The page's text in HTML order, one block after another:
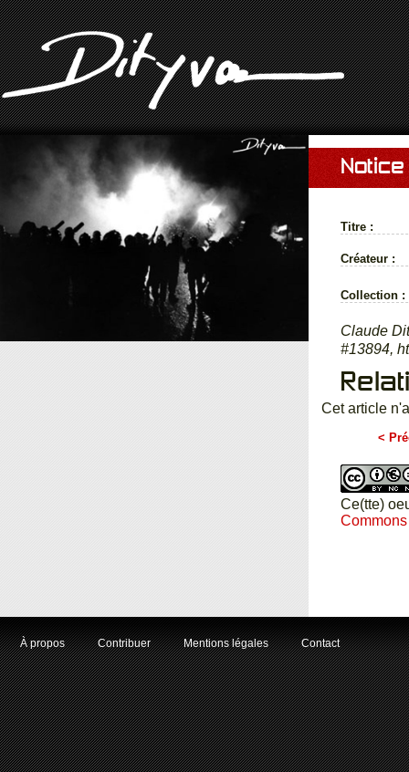
Titre :
Créateur :
Collection :
Claude
#13894,
Cet article
<
Ce(tte)
À propos Contribuer Mentions légales Contact